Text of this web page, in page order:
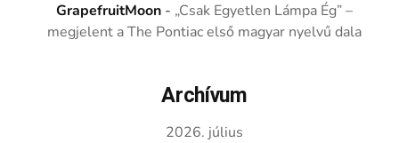
GrapefruitMoon - „Csak Egyetlen Lámpa Ég” –
megjelent a The Pontiac első magyar nyelvű dala
Archívum
2026. július